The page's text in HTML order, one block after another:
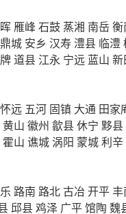
雁峰 石鼓 蒸湘 南岳衡
鼎城 安乡 汉寿 澧县 临澧
道县 江永 宁远 蓝山 新
怀远 五河 固镇 大通 田家
黄山 徽州 歙县休宁 黟县
霍山 谯城 涡阳 蒙城利辛
路南 路北古冶 开平丰
邱县鸡泽 广平馆陶 魏